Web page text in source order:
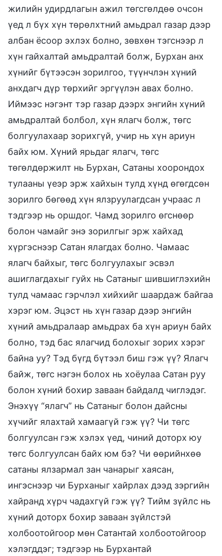
жилийн удирдлагын ажил төгсгөлдөө очсон
үед л бүх хүн төрөлхтний амьдрал газар дээр
албан ёсоор эхлэх болно, зөвхөн тэгснээр л
хүн гайхалтай амьдралтай болж, Бурхан анх
хүнийг бүтээсэн зорилгоо, түүнчлэн хүний
анхдагч дүр төрхийг эргүүлэн авах болно.
Иймээс нэгэнт тэр газар дээрх энгийн хүний
амьдралтай болбол, хүн ялагч болж, төгс
болгуулахаар зорихгүй, учир нь хүн ариун
байх юм. Хүний ярьдаг ялагч, төгс
төгөлдөржилт нь Бурхан, Сатаны хоорондох
тулааны үеэр эрж хайхын тулд хүнд өгөгдсөн
зорилго бөгөөд хүн ялзруулагдсан учраас л
тэдгээр нь оршдог. Чамд зорилго өгснөөр
болон чамайг энэ зорилгыг эрж хайхад
хүргэснээр Сатан ялагдах болно. Чамаас
ялагч байхыг, төгс болгуулахыг эсвэл
ашиглагдахыг гуйх нь Сатаныг шившиглэхийн
тулд чамаас гэрчлэл хийхийг шаардаж байгаа
хэрэг юм. Эцэст нь хүн газар дээр энгийн
хүний амьдралаар амьдрах ба хүн ариун байх
болно, тэд бас ялагчид болохыг зорих хэрэг
байна уу? Тэд бүгд бүтээл биш гэж үү? Ялагч
байж, төгс нэгэн болох нь хоёулаа Сатан руу
болон хүний бохир заваан байдалд чиглэдэг.
Энэхүү “ялагч” нь Сатаныг болон дайсны
хүчийг ялахтай хамаагүй гэж үү? Чи төгс
болгуулсан гэж хэлэх үед, чиний доторх юу
төгс болгуулсан байх юм бэ? Чи өөрийнхөө
сатаны ялзармал зан чанарыг хаясан,
ингэснээр чи Бурханыг хайрлах дээд зэргийн
хайранд хүрч чадахгүй гэж үү? Тийм зүйлс нь
хүний доторх бохир заваан зүйлстэй
холбоотойгоор мөн Сатантай холбоотойгоор
хэлэгддэг; тэдгээр нь Бурхантай